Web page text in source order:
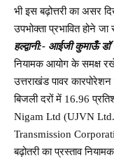
भी इस बढ़ोत्तरी का असर
उपभोक्ता प्रभावित होने जा
हल्द्वानी:- आईजी कुमाऊँ
नियामक आयोग के समक्ष
उत्तराखंड पावर
बिजली दरों में 16.96
Nigam Ltd (UJVN
Transmission
बढ़ोतरी का प्रस्ताव